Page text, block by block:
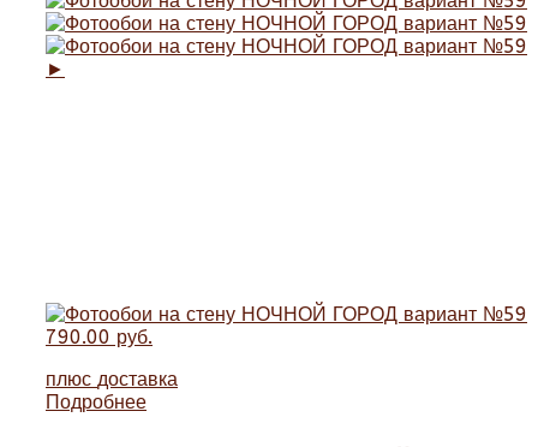
►
790.00 руб.
плюс доставка
Подробнее